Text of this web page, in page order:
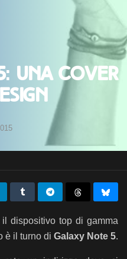
una cover
dispositivo top di gamma
è il turno di Galaxy Note 5.